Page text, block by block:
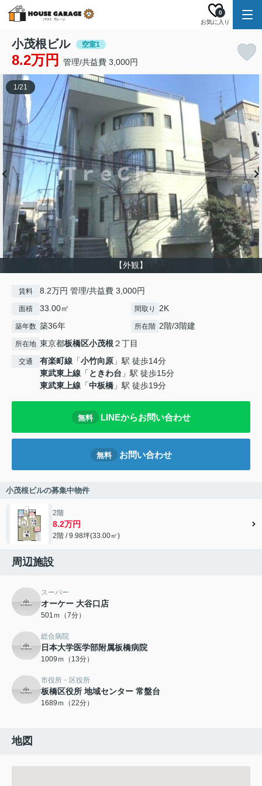
お気に入り
0
小茂根ビル 空室1
8.2万円 管理/共益費 3,000円
【外観】
1/21
賃料 8.2万円 管理/共益費 3,000円
面積 33.00㎡ 間取り 2K
築年数 築36年 所在階 2階/3階建
所在地 東京都板橋区小茂根２丁目
交通 有楽町線 「小竹向原 」駅 徒歩14分
東武東上線 「 ときわ台 」駅 徒歩15分
東武東上線 「中板橋 」駅 徒歩19分
無料 LINEからお問い合わせ
無料 お問い合わせ
小茂根ビルの募集中物件
2階
8.2万円
2階 / 9.98坪(33.00㎡)
周辺施設
スーパー
オーケー 大谷口店
501ｍ（7分）
総合病院
日本大学医学部附属板橋病院
1009ｍ（13分）
市役所・区役所
板橋区役所 地域センター 常盤台
1689ｍ（22分）
地図